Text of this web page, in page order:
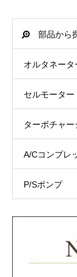
PayPay
ビジネス
普通口座
カ）ジェ
～ 9,999
10,000
20,000
40,000
北九州
南九州
沖縄
詳細は”配送に
部品から
オルタネータ
セルモーター
ターボチャー
A/Cコンプレ
P/Sポンプ